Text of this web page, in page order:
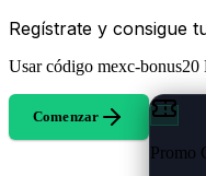
Regístrate y consigue
Usar código mexc-bonus20
Comenzar
Promo